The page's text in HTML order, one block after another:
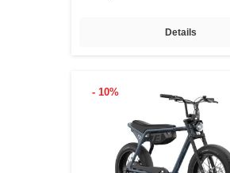
Details
- 10%